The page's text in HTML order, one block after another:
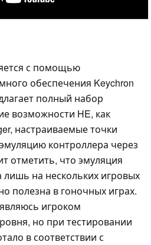
с помощью
обеспечения Keychron
полный набор
возможности HE, как
настраиваемые точки
контроллера через
отметить, что эмуляция
лишь на нескольких игровых
полезна в гоночных играх.
игроком
но при тестировании
в соответствии с